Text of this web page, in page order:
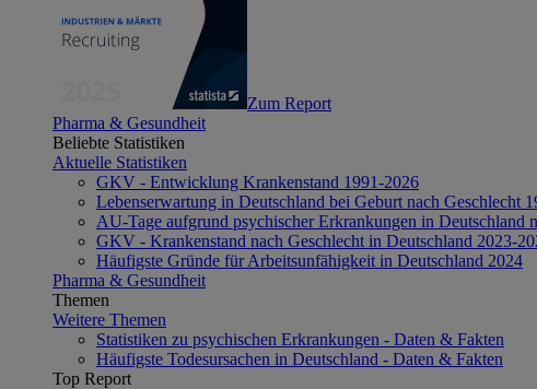
Zum Report
Pharma & Gesundheit
Beliebte Statistiken
Aktuelle Statistiken
GKV - Entwicklung Krankenstand 1991-2026
Lebenserwartung in Deutschland bei Geburt nach Geschlecht
AU-Tage aufgrund psychischer Erkrankungen in Deutschland
GKV - Krankenstand nach Geschlecht in Deutschland 2023-
Häufigste Gründe für Arbeitsunfähigkeit in Deutschland 2024
Pharma & Gesundheit
Themen
Weitere Themen
Statistiken zu psychischen Erkrankungen - Daten & Fakten
Häufigste Todesursachen in Deutschland - Daten & Fakten
Top Report